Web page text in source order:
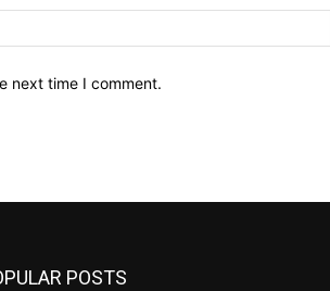
next time I comment.
POSTS